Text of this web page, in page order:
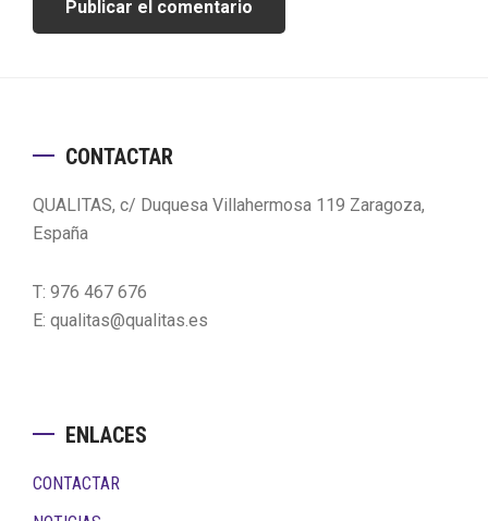
FooterCONTACTAR
QUALITAS, c/ Duquesa Villahermosa 119 Zaragoza,
España
T: 976 467 676
E: qualitas@qualitas.es
ENLACES
CONTACTAR